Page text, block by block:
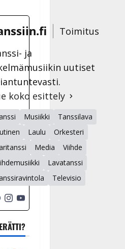
Toimitus
ja
uutiset
koko esittely
Musiikki
Tanssilava
Laulu
Orkesteri
Media
Viihde
Lavatanssi
Televisio